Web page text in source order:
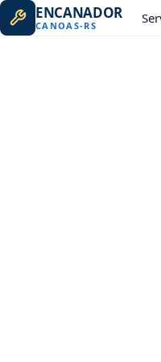
ENCANADOR
CANOAS-RS